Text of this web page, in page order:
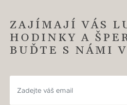
ZAJÍMAJÍ VÁS
HODINKY A
BUĎTE S NÁMI